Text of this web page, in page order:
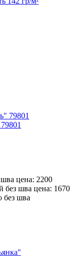
шва цена: 2200
без шва цена: 1670
без шва